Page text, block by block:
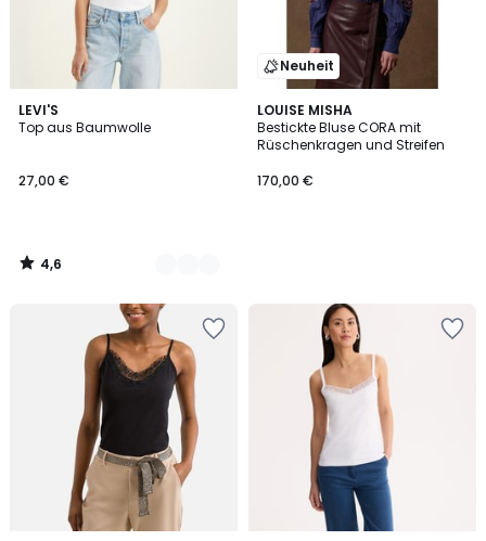
LEVI'S
Top aus Baumwolle
27,00 €
4,6
/ 5
2
Farben
4,6
/
Neuheit
LOUISE MISHA
Bestickte Bluse CORA mit
Rüschenkragen und Streifen
170,00 €